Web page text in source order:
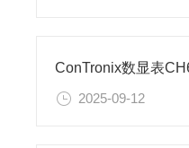
2025-09-12